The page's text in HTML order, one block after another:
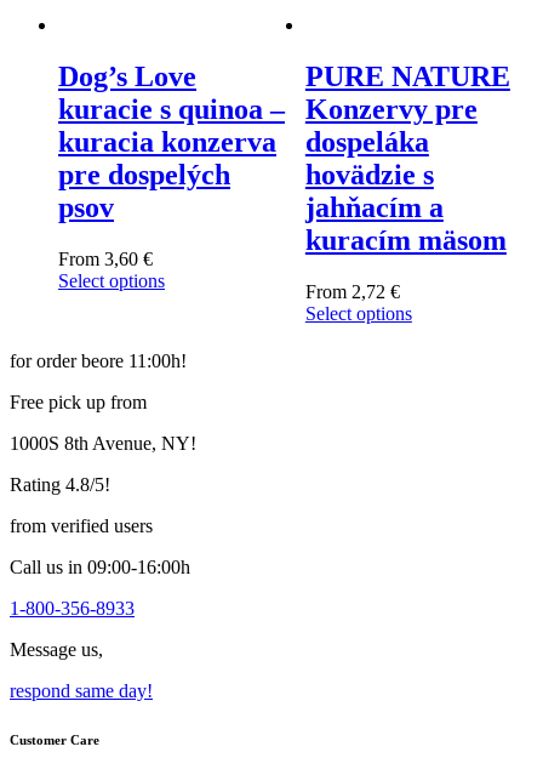
Dog’s Love
kuracie s quinoa –
kuracia konzerva
pre dospelých
psov
From 3,60 €
Select options
multiple
The
options
may
be
chosen
on
product
PURE NATURE
Konzervy pre
dospeláka
hovädzie s
jahňacím a
kuracím mäsom
From 2,72 €
Select options
for order beore 11:00h!
Free pick up from
1000S 8th Avenue, NY!
Rating 4.8/5!
from verified users
Call us in 09:00-16:00h
1-800-356-8933
Message us,
respond same day!
Customer Care